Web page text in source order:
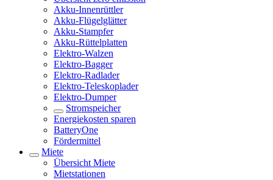
Akku-Innenrüttler
Akku-Flügelglätter
Akku-Stampfer
Akku-Rüttelplatten
Elektro-Walzen
Elektro-Bagger
Elektro-Radlader
Elektro-Teleskoplader
Elektro-Dumper
Stromspeicher
Energiekosten sparen
BatteryOne
Fördermittel
Miete
Übersicht Miete
Mietstationen